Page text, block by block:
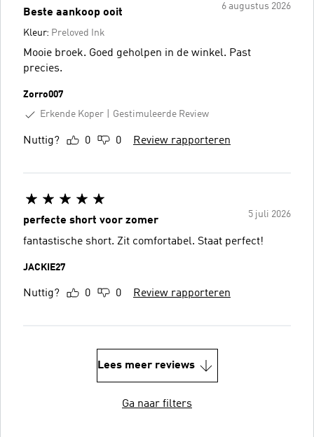
6 augustus 2026
Beste aankoop ooit
Kleur: Preloved Ink
Mooie broek. Goed geholpen in de winkel. Past
precies.
Zorro007
Erkende Koper
Gestimuleerde Review
Nuttig? 0 0 Review rapporteren
5 juli 2026
perfecte short voor zomer
fantastische short. Zit comfortabel. Staat perfect!
JACKIE27
Nuttig? 0 0 Review rapporteren
Lees meer reviews
Ga naar filters